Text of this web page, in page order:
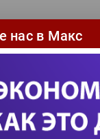
нас в Макс